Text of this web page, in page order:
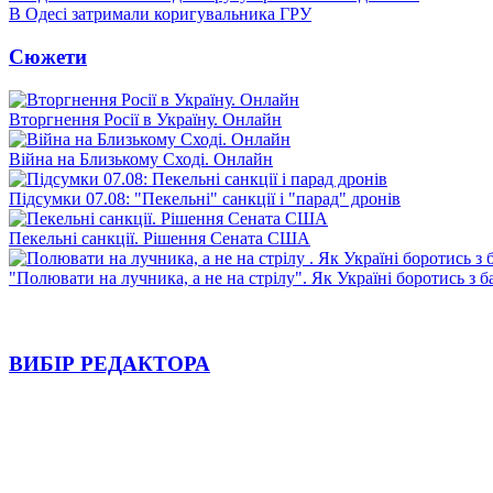
В Одесі затримали коригувальника ГРУ
Сюжети
Вторгнення Росії в Україну. Онлайн
Війна на Близькому Сході. Онлайн
Підсумки 07.08: "Пекельні" санкції і "парад" дронів
Пекельні санкції. Рішення Сената США
"Полювати на лучника, а не на стрілу". Як Україні боротись з
ВИБІР РЕДАКТОРА